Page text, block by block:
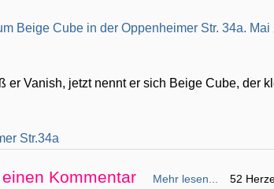
er Vanish, jetzt nennt er sich Beige Cube, der
Str.34a
Kommentar Mehr lesen... 52